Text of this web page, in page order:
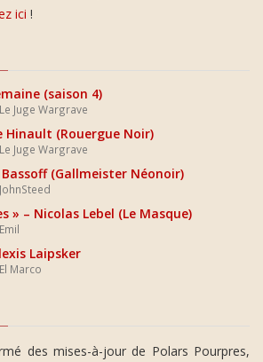
ici !
(saison 4)
Le Juge Wargrave
Hinault (Rouergue Noir)
Le Juge Wargrave
(Gallmeister Néonoir)
JohnSteed
» – Nicolas Lebel (Le Masque)
Emil
Laipsker
El Marco
des mises-à-jour de Polars Pourpres,